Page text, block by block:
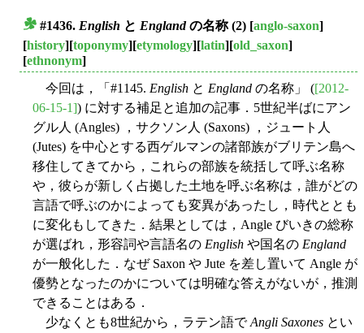
#1436. English と Englandの名称 (2) [anglo-saxon]
[history][toponymy][etymology][latin][old_saxon]
[ethnonym]
今回は，「#1145. English と England の名称」 ([2012-
06-15-1]) に対する補足と追加の記事．5世紀半ばにアン
グル人 (Angles) ，サクソン人 (Saxons) ，ジュート人
(Jutes) を中心とする西ゲルマンの諸部族がブリテン島へ
移住してきてから，これらの部族を統括して呼ぶ名称
や，彼らが新しく占拠した土地を呼ぶ名称は，誰がどの
言語で呼ぶのかによっても変異があったし，時代ととも
に変化もしてきた．結果としては，Angle びいきの総称
が選ばれ，形容詞や言語名の English や国名の England
が一般化した．なぜ Saxon や Jute を差し置いて Angle が
優勢となったのかについては明確な答えがないが，推測
できることはある．
少なくとも8世紀から，ラテン語でAngli Saxones とい